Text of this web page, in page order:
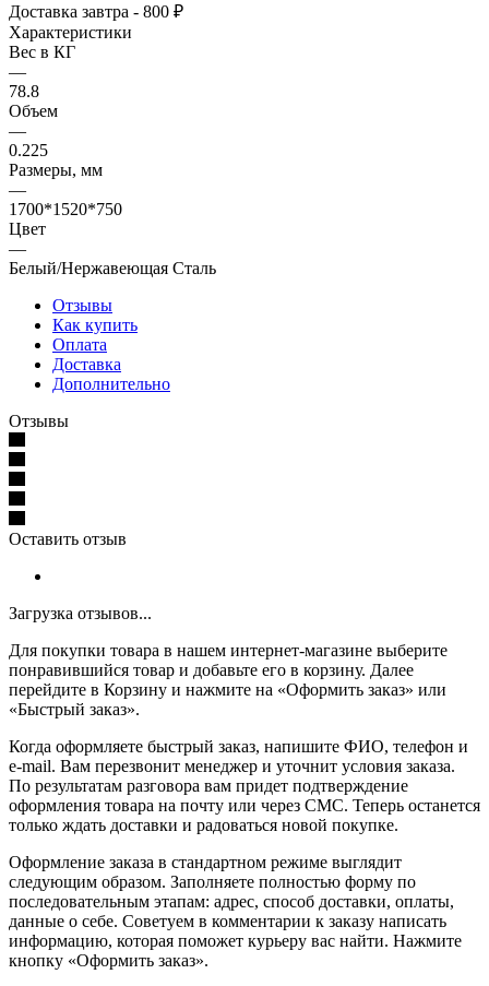
Доставка завтра - 800 ₽
Характеристики
Вес в КГ
—
78.8
Объем
—
0.225
Размеры, мм
—
1700*1520*750
Цвет
—
Белый/Нержавеющая Сталь
Отзывы
Как купить
Оплата
Доставка
Дополнительно
Отзывы
Оставить отзыв
Загрузка отзывов...
Для покупки товара в нашем интернет-магазине выберите
понравившийся товар и добавьте его в корзину. Далее
перейдите в Корзину и нажмите на «Оформить заказ» или
«Быстрый заказ».
Когда оформляете быстрый заказ, напишите ФИО, телефон и
e-mail. Вам перезвонит менеджер и уточнит условия заказа.
По результатам разговора вам придет подтверждение
оформления товара на почту или через СМС. Теперь останется
только ждать доставки и радоваться новой покупке.
Оформление заказа в стандартном режиме выглядит
следующим образом. Заполняете полностью форму по
последовательным этапам: адрес, способ доставки, оплаты,
данные о себе. Советуем в комментарии к заказу написать
информацию, которая поможет курьеру вас найти. Нажмите
кнопку «Оформить заказ».